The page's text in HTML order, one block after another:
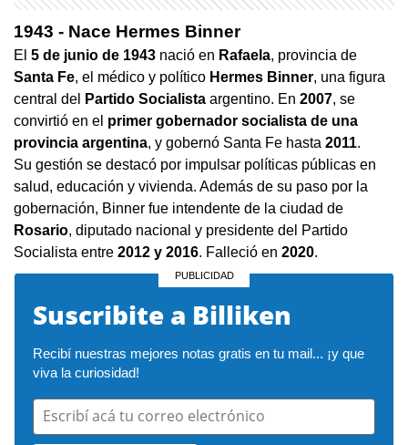
1943 - Nace Hermes Binner
El 5 de junio de 1943 nació en Rafaela, provincia de
Santa Fe, el médico y político Hermes Binner, una figura
central del
Partido Socialista argentino. En 2007, se
convirtió en el primer gobernador socialista de una
provincia argentina, y gobernó Santa Fe hasta 2011.
Su gestión se destacó por impulsar políticas públicas en
salud, educación y vivienda. Además de su paso por la
gobernación, Binner fue intendente de la ciudad de
Rosario, diputado nacional y presidente del Partido
Socialista entre 2012 y 2016. Falleció en 2020.
Suscribite a Billiken
Recibí nuestras mejores notas gratis en tu mail... ¡y que
viva la curiosidad!
Escribí acá tu correo electrónico